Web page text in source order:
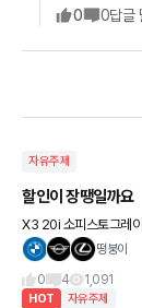
0 0답글
자유주제
할인이 장땡일까요
X3 20i 소피스토그레
시 14번인가 (이번달 거의
떵붕이
0
4 1,091
HOT 자유주제